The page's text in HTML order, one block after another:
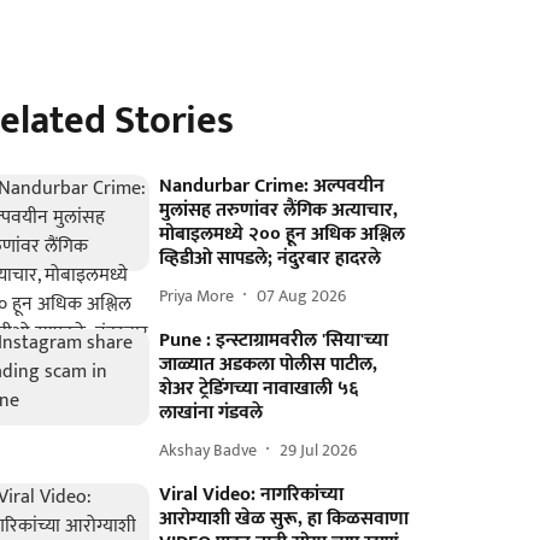
Stories
Nandurbar Crime: अल्पवयीन
मुलांसह तरुणांवर लैंगिक अत्याचार,
मोबाइलमध्ये २०० हून अधिक अश्लिल
व्हिडीओ सापडले; नंदुरबार हादरले
Priya More 07 Aug 2026
Pune : इन्स्टाग्रामवरील 'सिया'च्या
जाळ्यात अडकला पोलीस पाटील,
शेअर ट्रेडिंगच्या नावाखाली ५६
लाखांना गंडवले
Akshay Badve 29 Jul 2026
Viral Video: नागरिकांच्या
आरोग्याशी खेळ सुरू, हा किळसवाणा